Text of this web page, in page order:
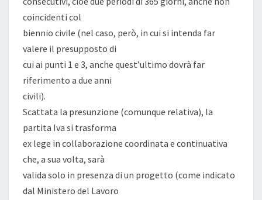
coincidenti col
biennio civile (nel caso, però, in cui si intenda far
valere il presupposto di
cui ai punti 1 e 3, anche quest’ultimo dovrà far
riferimento a due anni
civili).
Scattata la presunzione (comunque relativa), la
partita Iva si trasforma
ex lege in collaborazione coordinata e continuativa
che, a sua volta, sarà
valida solo in presenza di un progetto (come indicato
dal Ministero del Lavoro